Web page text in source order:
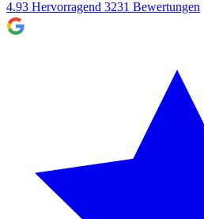
4.93 Hervorragend 3231 Bewertungen